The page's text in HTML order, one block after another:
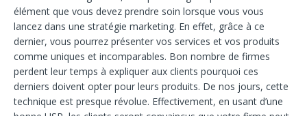
élément que vous devez prendre soin lorsque vous vous
lancez dans une stratégie marketing. En effet, grâce à ce
dernier, vous pourrez présenter vos services et vos produits
comme uniques et incomparables. Bon nombre de firmes
perdent leur temps à expliquer aux clients pourquoi ces
derniers doivent opter pour leurs produits. De nos jours, cette
technique est presque révolue. Effectivement, en usant d’une